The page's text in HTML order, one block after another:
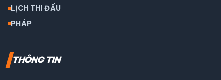
LỊCH THI ĐẤU
PHÁP
THÔNG TIN